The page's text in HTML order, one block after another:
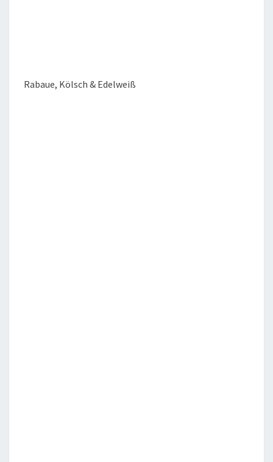
Rabaue, Kölsch & Edelweiß